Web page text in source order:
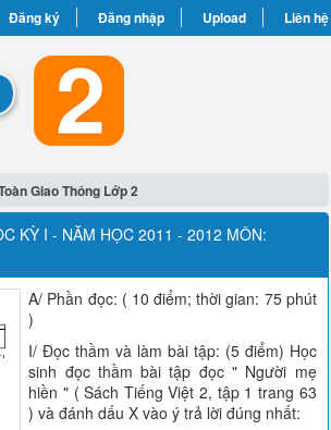
Đăng ký Đăng nhập Upload Liên hệ
Giao Thông Lớp 2
KỲ I - NĂM HỌC 2011 - 2012 MÔN:
A/ Phần đọc: ( 10 điểm; thời gian: 75 phút
)
I/ Đọc thầm và làm bài tập: (5 điểm) Học
sinh đọc thầm bài tập đọc " Người mẹ
hiền " ( Sách Tiếng Việt 2, tập 1 trang 63
) và đánh dấu X vào ý trả lời đúng nhất: